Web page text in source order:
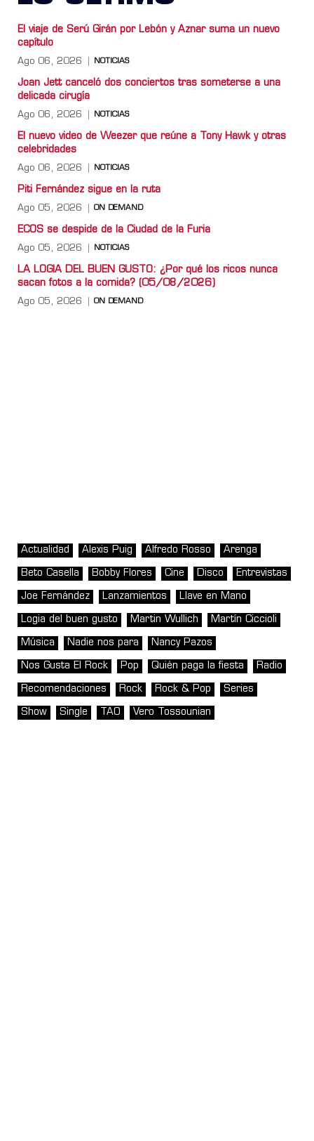
El viaje de Serú Girán por Lebón y Aznar suma un nuevo
capítulo
Ago 06, 2026 NOTICIAS
Joan Jett canceló dos conciertos tras someterse a una
delicada cirugía
Ago 06, 2026 NOTICIAS
El nuevo video de Weezer que reúne a Tony Hawk y otras
celebridades
Ago 06, 2026 NOTICIAS
Piti Fernández sigue en la ruta
Ago 05, 2026 ON DEMAND
ECOS se despide de la Ciudad de la Furia
Ago 05, 2026 NOTICIAS
LA LOGIA DEL BUEN GUSTO: ¿Por qué los ricos nunca
sacan fotos a la comida? (05/08/2026)
Ago 05, 2026 ON DEMAND
Actualidad Alexis Puig Alfredo Rosso Arenga
Beto Casella Bobby Flores Cine Disco Entrevistas
Joe Fernández Lanzamientos Llave en Mano
Logia del buen gusto Martin Wullich Martín Ciccioli
Música Nadie nos para Nancy Pazos
Nos Gusta El Rock Pop Quién paga la fiesta Radio
Recomendaciones Rock Rock & Pop Series
Show Single TAO Vero Tossounian